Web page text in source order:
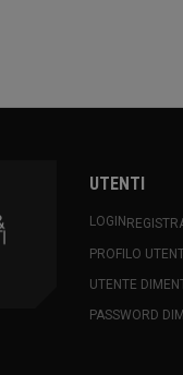
UTENTI
LOGIN
PROFILO
UTENTE
PASSWORD